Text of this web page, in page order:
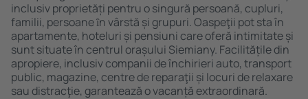
inclusiv proprietăți pentru o singură persoană, cupluri,
familii, persoane ȋn vârstă și grupuri. Oaspeţii pot sta în
apartamente, hoteluri și pensiuni care oferă intimitate și
sunt situate în centrul orașului Siemiany. Facilitățile din
apropiere, inclusiv companii de închirieri auto, transport
public, magazine, centre de reparaţii și locuri de relaxare
sau distracţie, garantează o vacanță extraordinară.